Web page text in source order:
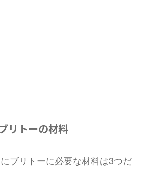
ブリトーの材料
ブリトーに必要な材料は3つだ